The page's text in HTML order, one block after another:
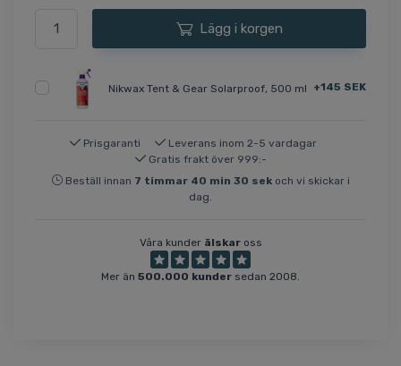
Lägg i korgen
Nikwax Tent & Gear Solarproof, 500 ml +145 SEK
Prisgaranti
Leverans inom 2-5 vardagar
Gratis frakt över 999:-
Beställ innan 7 timmar 40 min 29 sekoch vi skickar i
dag.
Våra kunder älskaross
Mer än 500.000 kunder sedan 2008.